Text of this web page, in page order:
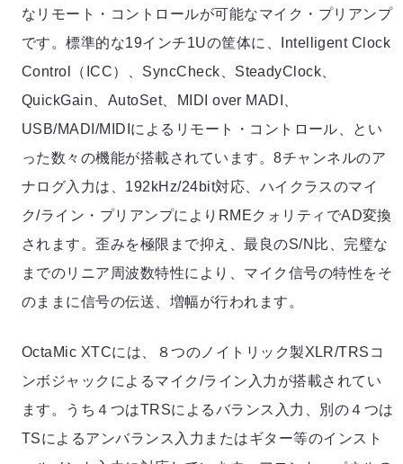
なリモート・コントロールが可能なマイク・プリアンプ
です。標準的な19インチ1Uの筐体に、Intelligent Clock
Control（ICC）、SyncCheck、SteadyClock、
QuickGain、AutoSet、MIDI over MADI、
USB/MADI/MIDIによるリモート・コントロール、とい
った数々の機能が搭載されています。8チャンネルのア
ナログ入力は、192kHz/24bit対応、ハイクラスのマイ
ク/ライン・プリアンプによりRMEクォリティでAD変換
されます。歪みを極限まで抑え、最良のS/N比、完璧な
までのリニア周波数特性により、マイク信号の特性をそ
のままに信号の伝送、増幅が行われます。
OctaMic XTCには、８つのノイトリック製XLR/TRSコ
ンボジャックによるマイク/ライン入力が搭載されてい
ます。うち４つはTRSによるバランス入力、別の４つは
TSによるアンバランス入力またはギター等のインスト